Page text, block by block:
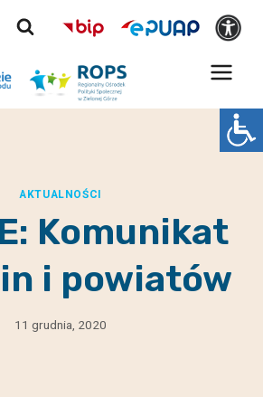
AKTUALNOŚCI
Komunikat
i powiatów
11 grudnia, 2020